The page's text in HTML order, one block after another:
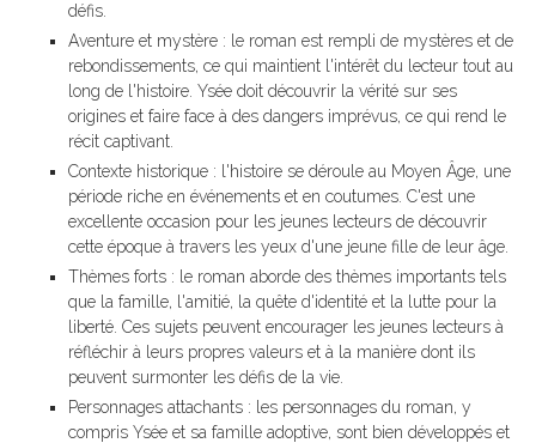
défis.
Aventure et mystère : le roman est rempli de mystères et de
rebondissements, ce qui maintient l'intérêt du lecteur tout au
long de l'histoire. Ysée doit découvrir la vérité sur ses
origines et faire face à des dangers imprévus, ce qui rend le
récit captivant.
Contexte historique : l'histoire se déroule au Moyen Âge, une
période riche en événements et en coutumes. C'est une
excellente occasion pour les jeunes lecteurs de découvrir
cette époque à travers les yeux d'une jeune fille de leur âge.
Thèmes forts : le roman aborde des thèmes importants tels
que la famille, l'amitié, la quête d'identité et la lutte pour la
liberté. Ces sujets peuvent encourager les jeunes lecteurs à
réfléchir à leurs propres valeurs et à la manière dont ils
peuvent surmonter les défis de la vie.
Personnages attachants : les personnages du roman, y
compris Ysée et sa famille adoptive, sont bien développés et